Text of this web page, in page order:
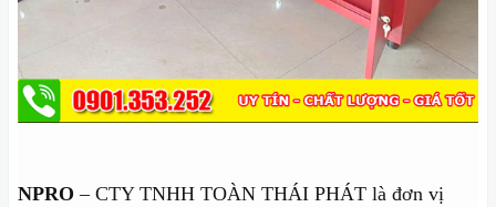
NPRO – CTY TNHH TOÀN THÁI PHÁT là đơn vị